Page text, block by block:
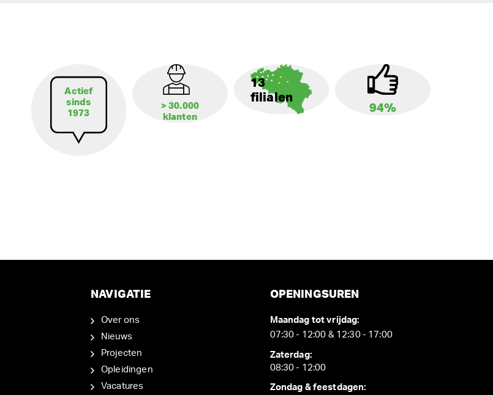
Actief
sinds
1973
> 30.000
klanten
13
filialen
94%
NAVIGATIE
Over ons
Nieuws
Projecten
Opleidingen
Vacatures
OPENINGSUREN
Maandag tot vrijdag:
07:30 - 12:00 & 12:30 - 17:00
Zaterdag:
08:30 - 12:00
Zondag & feestdagen: